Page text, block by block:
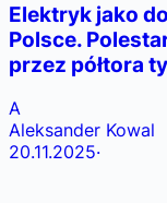
Elektryk jako
Polsce.
przez półtora
A
Aleksander Kowal
20.11.2025·